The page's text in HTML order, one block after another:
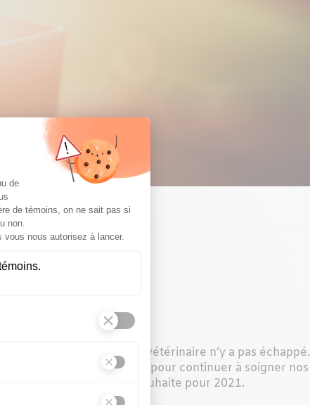
l’épreuve et le domaine vétérinaire n’y a pas échappé.
aura-t-il fallu déployer pour continuer à soigner nos
? Voici ce que je vous souhaite pour 2021.